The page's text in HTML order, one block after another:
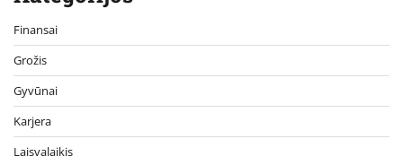
Finansai
Grožis
Gyvūnai
Karjera
Laisvalaikis